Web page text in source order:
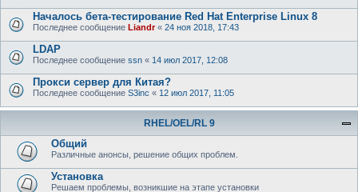
Началось бета-тестирование Red Hat Enterprise Linux 8
Последнее сообщение Liandr« 24 ноя 2018, 17:43
LDAP
Последнее сообщение ssn « 14 июл 2017, 12:08
Прокси сервер для Китая?
Последнее сообщение S3inc « 12 июл 2017, 11:05
RHEL/OEL/RL 9
Общий
Различные анонсы, решение общих проблем.
Установка
Решаем проблемы, возникшие на этапе установки